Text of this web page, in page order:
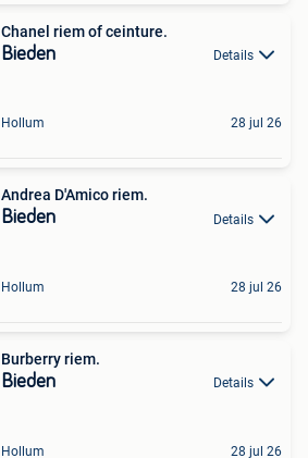
Chanel riem of ceinture.
Bieden Details
Hollum 28 jul 26
Andrea D'Amico riem.
Bieden Details
Hollum 28 jul 26
Burberry riem.
Bieden Details
Hollum 28 jul 26